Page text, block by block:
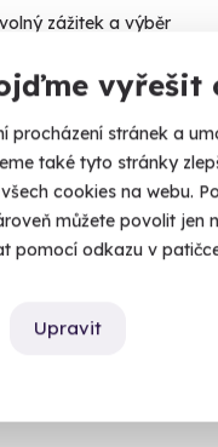
vyřešit
procházení stránek a
také tyto stránky
cookies na webu.
můžete povolit jen
pomocí odkazu v
Upravit
zážitek a výběr